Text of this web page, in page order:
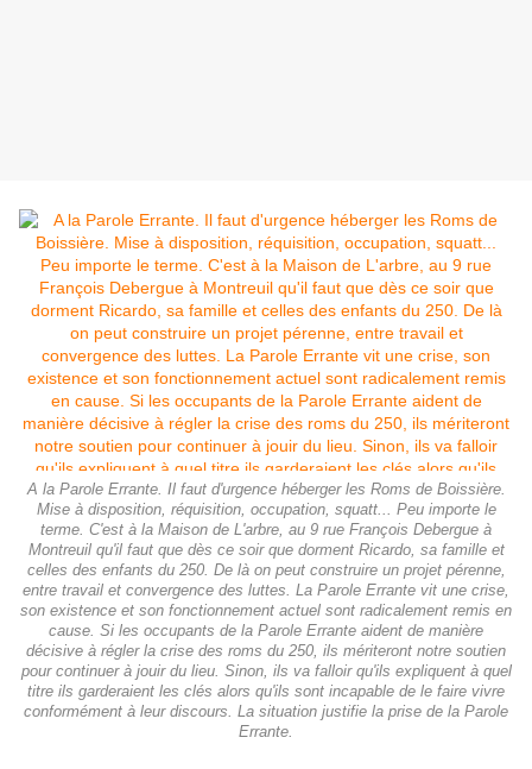
A la Parole Errante. Il faut d'urgence héberger les Roms de Boissière.
Mise à disposition, réquisition, occupation, squatt... Peu importe le
terme. C'est à la Maison de L'arbre, au 9 rue François Debergue à
Montreuil qu'il faut que dès ce soir que dorment Ricardo, sa famille et
celles des enfants du 250. De là on peut construire un projet pérenne,
entre travail et convergence des luttes. La Parole Errante vit une crise,
son existence et son fonctionnement actuel sont radicalement remis en
cause. Si les occupants de la Parole Errante aident de manière
décisive à régler la crise des roms du 250, ils mériteront notre soutien
pour continuer à jouir du lieu. Sinon, ils va falloir qu'ils expliquent à quel
titre ils garderaient les clés alors qu'ils sont incapable de le faire vivre
conformément à leur discours. La situation justifie la prise de la Parole
Errante.